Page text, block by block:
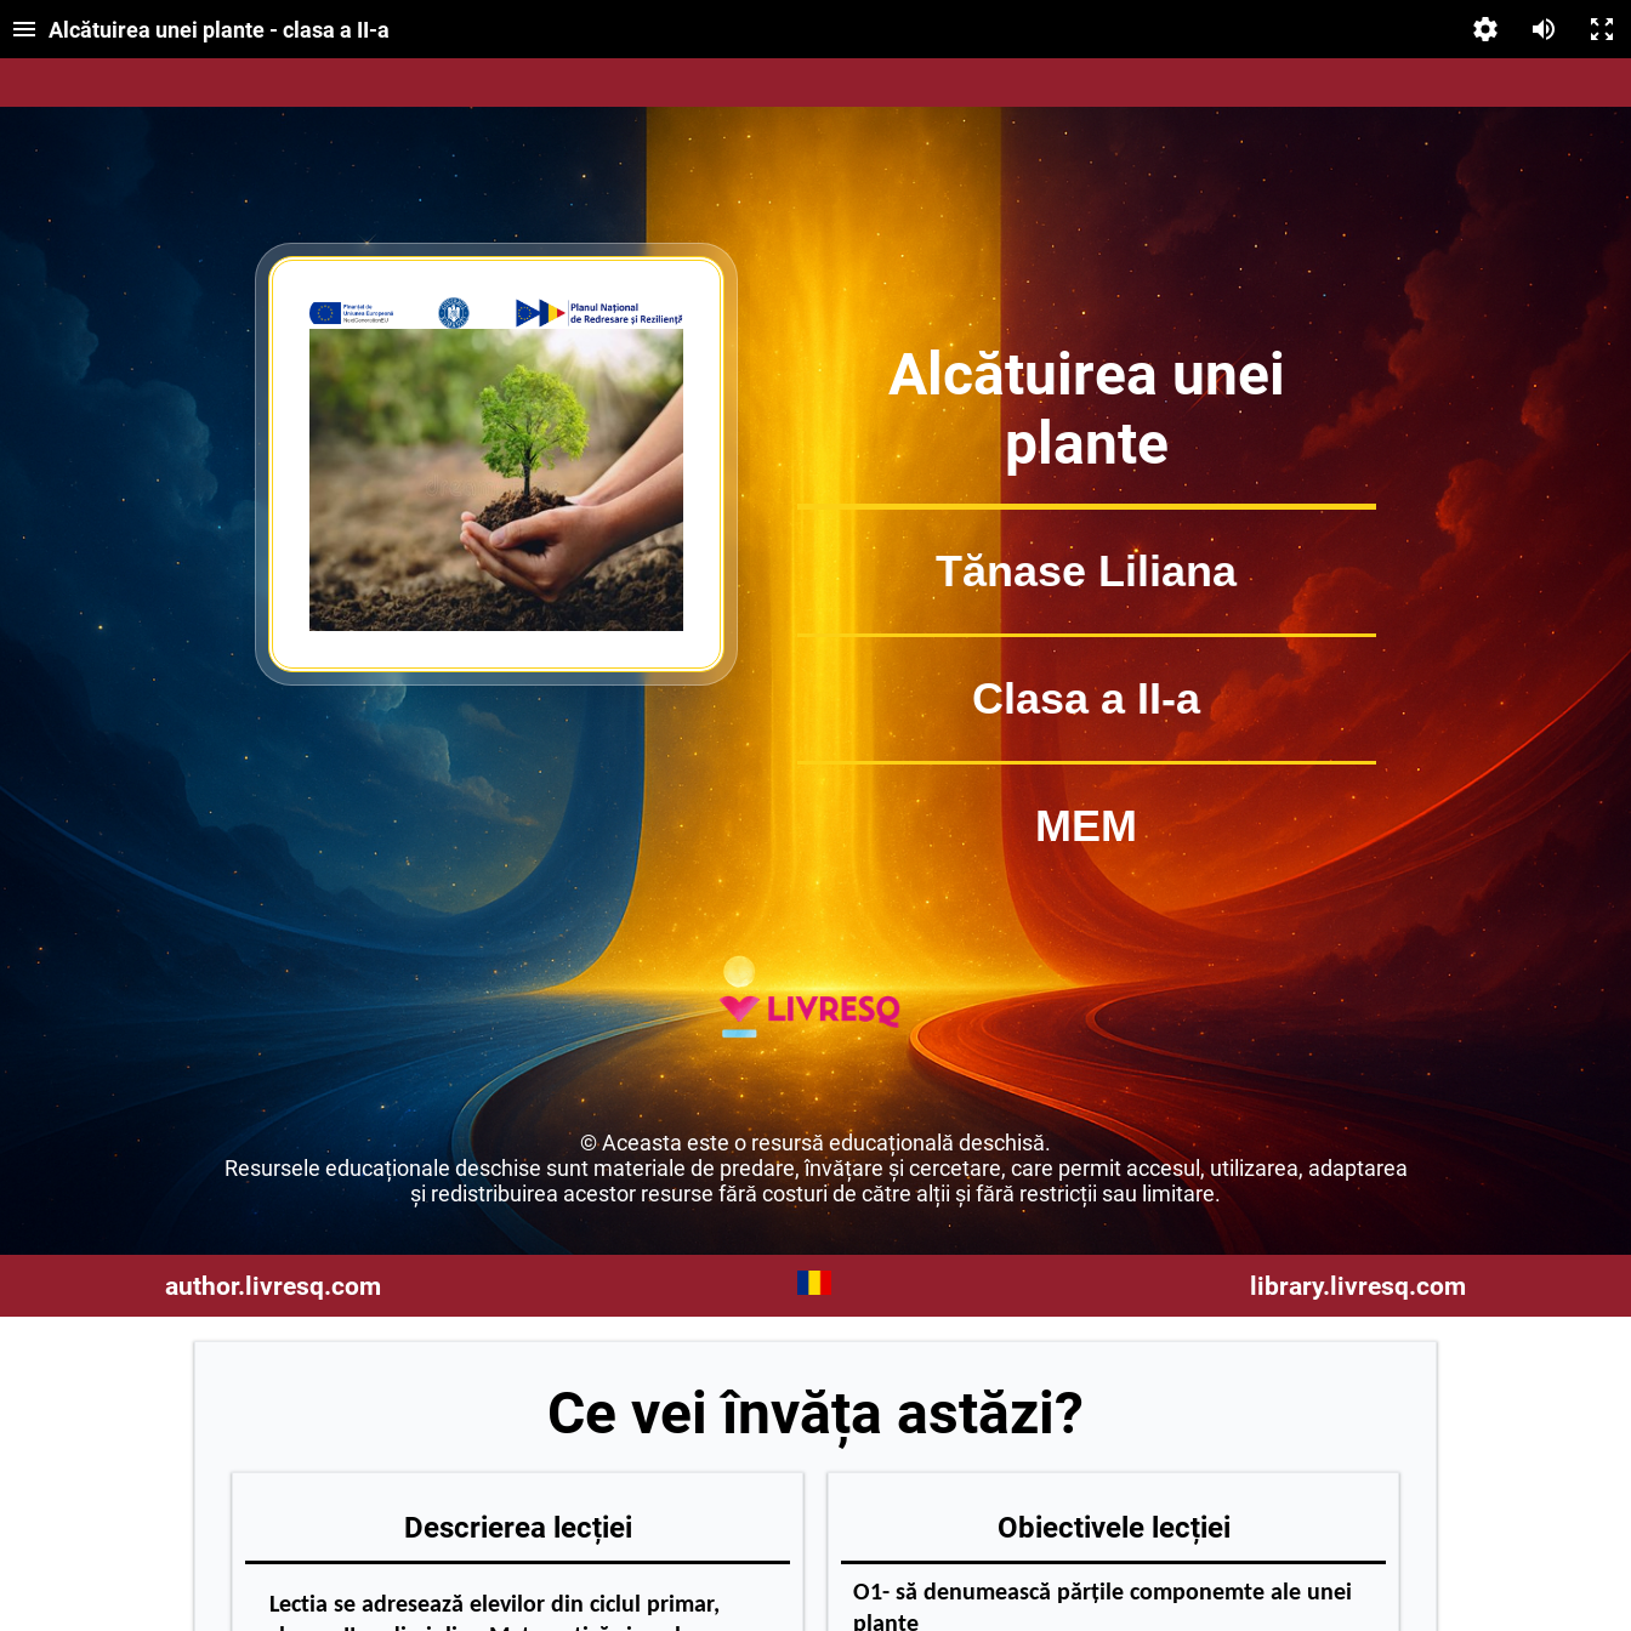
Alcătuirea unei plante - clasa a II-a
Alcătuirea unei
plante
Tănase Liliana
Clasa a II-a
MEM
© Aceasta este o resursă educațională deschisă.
Resursele educaționale deschise sunt materiale de predare, învățare și cercetare, care permit accesul, utilizarea, adaptarea
și redistribuirea acestor resurse fără costuri de către alții și fără restricții sau limitare.
author.livresq.com library.livresq.com
Ce vei învăța astăzi?
Descrierea lecției
Lectia se adresează elevilor din ciclul primar,
Obiectivele lecției
O1- să denumească părțile componemte ale unei
plante